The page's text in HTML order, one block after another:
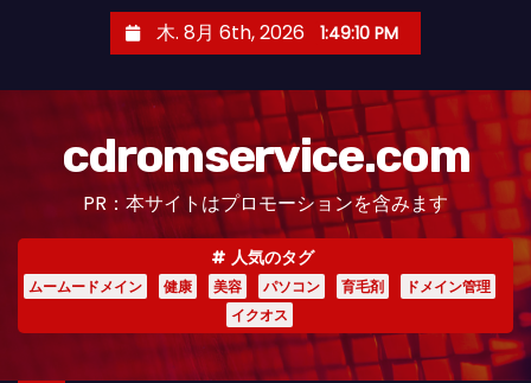
木. 8月 6th, 2026 1:49:12 PM
cdromservice.com
PR：本サイトはプロモーションを含みます
人気のタグ
ムームードメイン 健康 美容 パソコン 育毛剤
ドメイン管理
イクオス